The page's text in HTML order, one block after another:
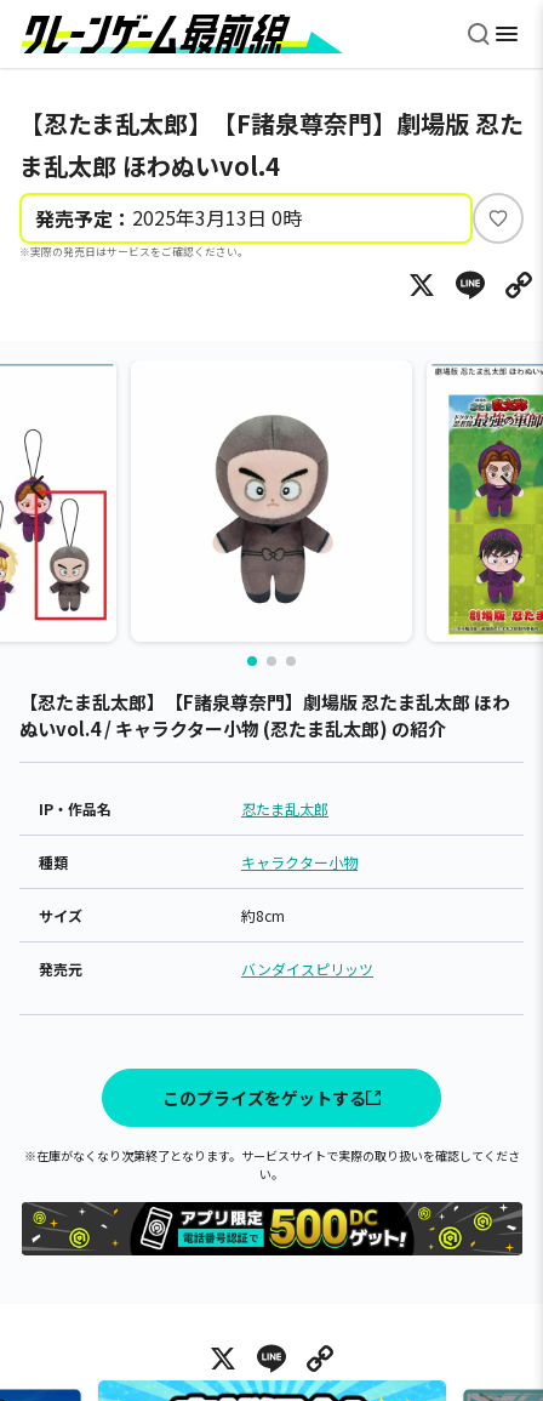
【忍たま乱太郎】【F諸泉尊奈門】劇場版 忍た
ま乱太郎 ほわぬいvol.4
発売予定： 2025年3月13日 0時
※実際の発売日はサービスをご確認ください。
い
ね
X
【忍たま乱太郎】【F諸泉尊奈門】劇場版 忍たま乱太郎 ほわ
ぬいvol.4 / キャラクター小物 (忍たま乱太郎) の紹介
IP・作品名 忍たま乱太郎
種類 キャラクター小物
サイズ 約8cm
発売元 バンダイスピリッツ
このプライズをゲットする
※在庫がなくなり次第終了となります。サービスサイトで実際の取り扱いを確認してくださ
い。
X Line